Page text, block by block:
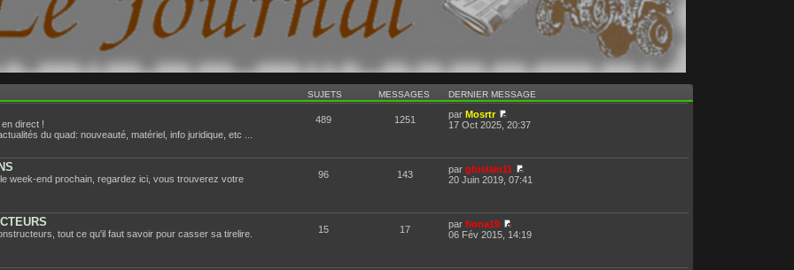
le Mardi 4 Août 2026
leLundi 3 Août 2026
Journal Du Quad souhaite un Joyeux anniversaire àjer24 pour ses50 ans!
leDimanche 2 Août 2026
le
Du Quad souhaite un Joyeux anniversaire àhug02
leVendredi 31 Juillet 2026
bienvenue sur le forum...
SUJETS MESSAGES DERNIER MESSAGE
direct !
du quad: nouveauté, matériel, info juridique, etc ...
489 1251 parMosrtr
17 Oct 2025, 20:37
week-end prochain, regardez ici, vous trouverez votre
96 143 parghislain11
20 Juin 2019, 07:41
tout ce qu'il faut savoir pour casser sa tirelire. 15 17 parfiona19
06 Fév 2015, 14:19